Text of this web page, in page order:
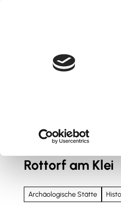
Rottorf am Klei
Archäologische Stätte